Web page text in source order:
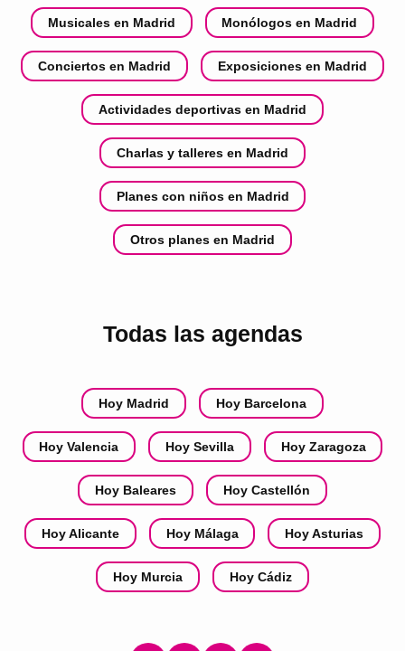
Musicales en Madrid Monólogos en Madrid
Conciertos en Madrid Exposiciones en Madrid
Actividades deportivas en Madrid
Charlas y talleres en Madrid
Planes con niños en Madrid
Otros planes en Madrid
Todas las agendas
Hoy Madrid Hoy Barcelona
Hoy Valencia Hoy Sevilla Hoy Zaragoza
Hoy Baleares Hoy Castellón
Hoy Alicante Hoy Málaga Hoy Asturias
Hoy Murcia Hoy Cádiz